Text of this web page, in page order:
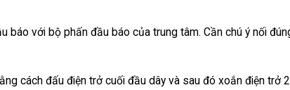
báo với bộ phấn đầu báo của trung tâm. Cần chú ý nối
cách đấu điện trở cuối đầu dây và sau đó xoắn điện trở